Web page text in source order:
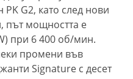
PK G2, като след нови
път мощността е
при 6 400 об/мин.
промени във
Signature с десет